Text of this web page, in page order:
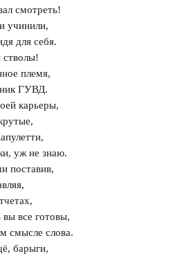
смотреть!
учинили,
для себя.
племя,
ГУВД.
карьеры,
уж не знаю.
поставив,
вы все готовы,
смысле слова.
барыги,